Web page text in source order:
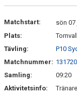
KONTAKT
Matchstart:
sön 07
Plats:
Tävling:
P10
Matchnummer:
Samling:
09:20
Aktivitetsinfo: